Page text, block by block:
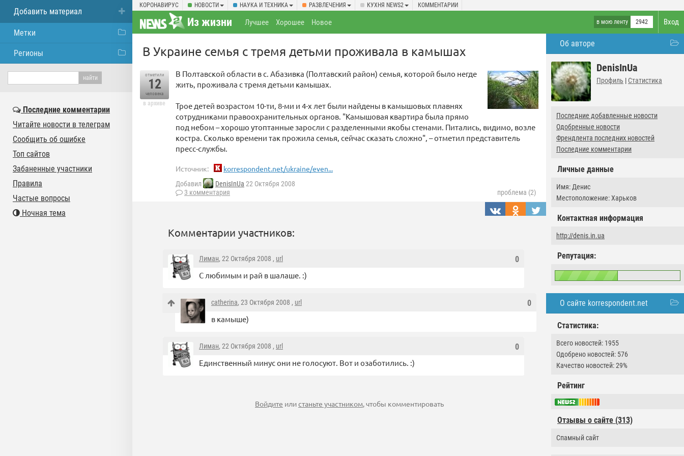
КОРОНАВИРУС НОВОСТИ НАУКА И ТЕХНИКА РАЗВЛЕЧЕНИЯ КУХНЯ NEWS2 КОММЕНТАРИИ
Вход
Из жизни в мою ленту 2942
Лучшее Хорошее Новое
Об авторе
DenisInUa
Профиль | Статистика
Последние добавленные новости
Одобренные новости
Френдлента последних новостей
Последние комментарии
Личные данные
Имя: Денис
Местоположение: Харьков
Контактная информация
http://denis.in.ua
Репутация:
О сайте korrespondent.net
Статистика:
Всего новостей: 1955
Одобрено новостей: 576
Качество новостей: 29%
Рейтинг
Отзывы о сайте (313)
Спамный сайт
В Украине семья с тремя детьми проживала в камышах
отметили
12
человека
в архиве
В Полтавской области в с. Абазивка (Полтавский район) семья, которой было негде
жить, проживала с тремя детьми камышах.
Трое детей возрастом 10-ти, 8-ми и 4-х лет были найдены в камышовых плавнях
сотрудниками правоохранительных органов. "Камышовая квартира была прямо
под небом – хорошо утоптанные заросли с разделенными якобы стенами. Питались, видимо, возле
костра. Сколько времени так прожила семья, сейчас сказать сложно", – отметил представитель
пресс-службы.
Источник: korrespondent.net/ukraine/even...
Добавил DenisInUa 22 Октября 2008
3 комментария
проблема (2)
Комментарии участников:
0
Лиман, 22 Октября 2008 , url
С любимым и рай в шалаше. :)
0
catherina, 23 Октября 2008 , url
в камыше)
0
Лиман, 22 Октября 2008 , url
Единственный минус они не голосуют. Вот и озаботились. :)
Войдите илистаньте участником, чтобы комментировать
Добавить материал
Метки
Регионы
Последние комментарии
Читайте новости в телеграм
Сообщить об ошибке
Топ сайтов
Забаненные участники
Правила
Частые вопросы
Ночная тема